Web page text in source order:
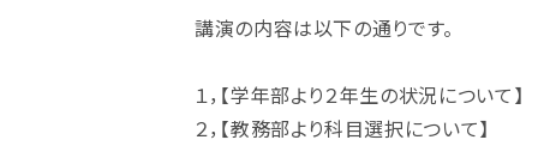
講演の内容は以下の通りです。
１，【学年部より２年生の状況について】
２，【教務部より科目選択について】